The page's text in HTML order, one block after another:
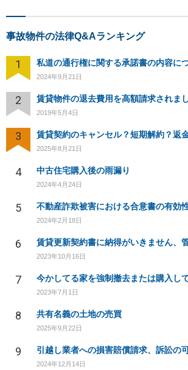
事故物件の法律Q&Aランキング
1 私道の通行権に関する承諾書の内容に
2024年9月21日
2 賃貸物件の退去費用を高額請求されま
2019年5月4日
3 賃貸契約のキャンセル？短期解約？返
2025年8月21日
4 中古住宅購入後の雨漏り
2024年4月24日
5 不動産詐欺被害における合意書の有効
2024年2月18日
6
2023年10月16日
7 今かしてる家を強制撤去または購入し
2023年7月1日
8 共有名義の土地の売買
2025年9月22日
9 引越し業者への損害賠償請求、訴訟の
2024年12月14日